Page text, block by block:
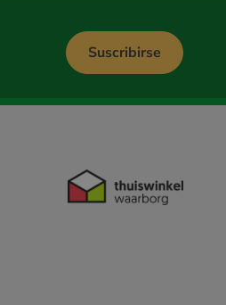
Suscribirse